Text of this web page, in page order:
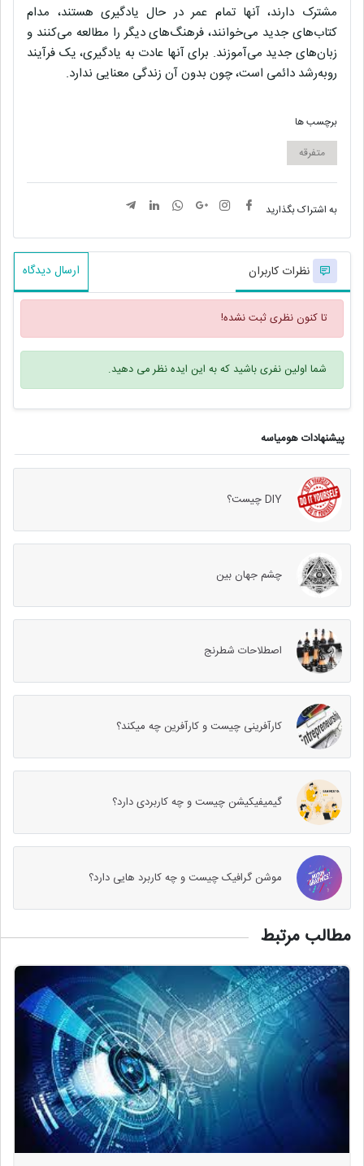
پیشنهادات هومیاسه
DIY چیست؟
چشم جهان بین
اصطلاحات شطرنج
کارآفرینی چیست و کارآفرین چه میکند؟
گیمیفیکیشن چیست و چه کاربردی دارد؟
موشن گرافیک چیست و چه کاربرد هایی دارد؟
مشترک دارند، آنها تمام عمر در حال یادگیری هستند، مدام
کتاب‌های جدید می‌خوانند، فرهنگ‌های دیگر را مطالعه می‌کنند و
زبان‌های جدید می‌آموزند. برای آنها عادت به یادگیری، یک فرآیند
روبه‌رشد دائمی است، چون بدون آن زندگی معنایی ندارد.
برچسب ها
متفرقه
به اشتراک بگذارید
نظرات کاربران ارسال دیدگاه
تا کنون نظری ثبت نشده!
شما اولین نفری باشید که به این ایده نظر می دهید.
مطالب مرتبط